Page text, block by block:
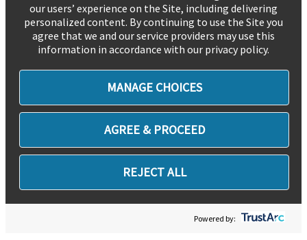
our users’ experience on the Site, including delivering
personalized content. By continuing to use the Site you
agree that we and our service providers may use this
information in accordance with our privacy policy.
MANAGE CHOICES
AGREE & PROCEED
REJECT ALL
Powered by: